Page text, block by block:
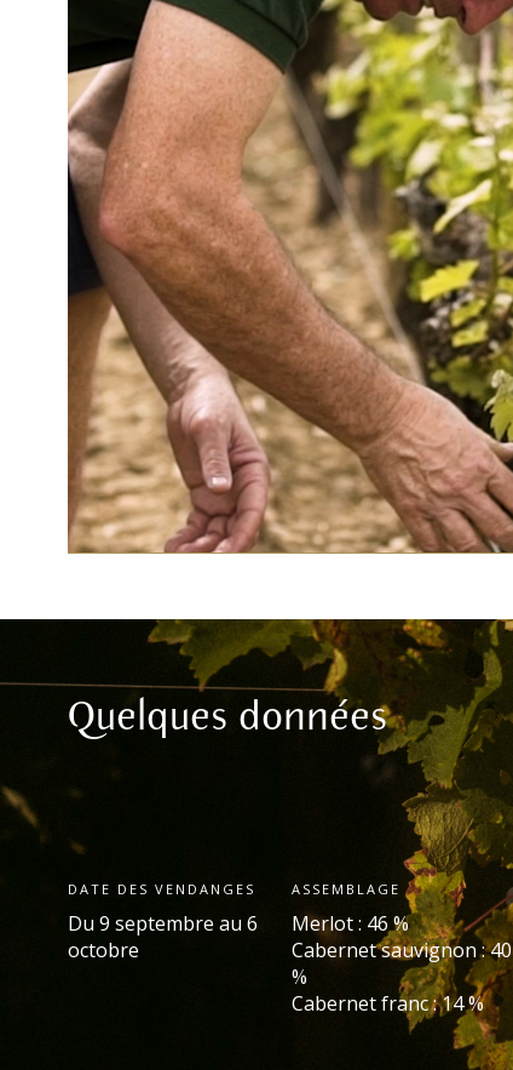
Quelques données
DATE DES VENDANGES
Du 9 septembre au 6
octobre
ASSEMBLAGE
Merlot : 46 %
Cabernet sauvignon : 40
%
Cabernet franc : 14 %